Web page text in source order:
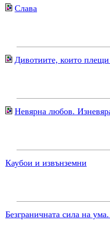
Слава
Дивотиите, които
Невярна любов.
Каубои и извънземни
Безграничната сила на